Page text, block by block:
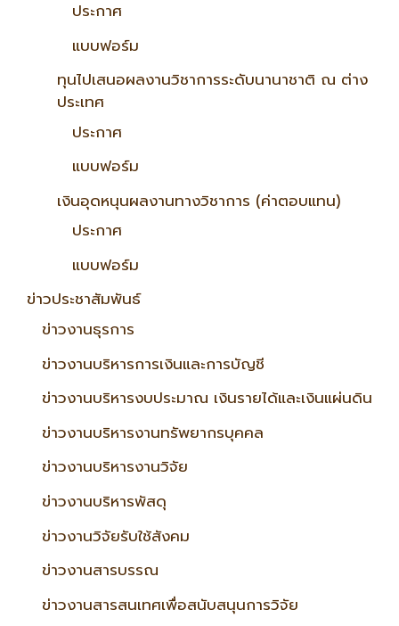
ประกาศ
แบบฟอร์ม
ทุนไปเสนอผลงานวิชาการระดับนานาชาติ ณ ต่าง
ประเทศ
ประกาศ
แบบฟอร์ม
เงินอุดหนุนผลงานทางวิชาการ (ค่าตอบแทน)
ประกาศ
แบบฟอร์ม
ข่าวประชาสัมพันธ์
ข่าวงานธุรการ
ข่าวงานบริหารการเงินและการบัญชี
ข่าวงานบริหารงบประมาณ เงินรายได้และเงินแผ่นดิน
ข่าวงานบริหารงานทรัพยากรบุคคล
ข่าวงานบริหารงานวิจัย
ข่าวงานบริหารพัสดุ
ข่าวงานวิจัยรับใช้สังคม
ข่าวงานสารบรรณ
ข่าวงานสารสนเทศเพื่อสนับสนุนการวิจัย